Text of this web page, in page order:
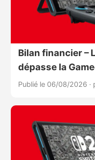
Bilan financier –
dépasse la
Publié le 06/08/2026 ·